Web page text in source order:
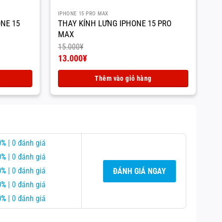
15
IPHONE 15 PRO MAX
THAY KÍNH LƯNG IPHONE 15 PRO
MAX
15.000¥
Giá
15.000¥.
13.000¥
tại
là:
Thêm vào giỏ hàng
| 0 đánh giá
| 0 đánh giá
| 0 đánh giá
| 0 đánh giá
| 0 đánh giá
ĐÁNH GIÁ NGAY